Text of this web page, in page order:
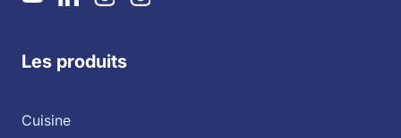
Les produits
Cuisine